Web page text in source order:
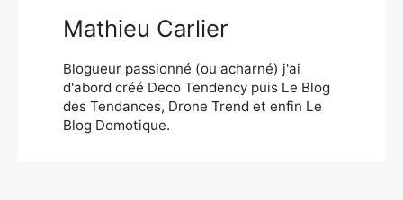
Mathieu Carlier
Blogueur passionné (ou acharné) j'ai
d'abord créé Deco Tendency puis Le Blog
des Tendances, Drone Trend et enfin Le
Blog Domotique.